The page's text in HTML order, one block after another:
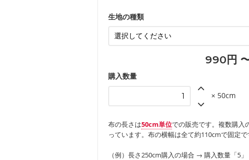
・パンツ、タックスカートなどのボトムス
もっと詳しく見る
・インテリア用品
もっと詳しく見る
生地の種類
990円
購入数量
× 50cm
布の長さは50cm単位での販売です。複数購入
っています。布の横幅は全て約110cmで固定で
（例）長さ250cm購入の場合 → 購入数量「5」